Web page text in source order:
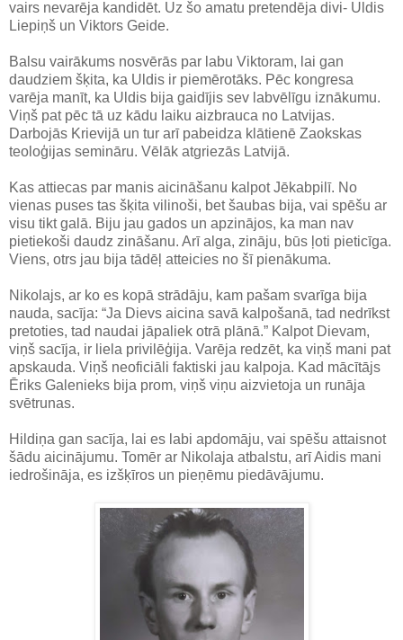
vairs nevarēja kandidēt. Uz šo amatu pretendēja divi- Uldis
Liepiņš un Viktors Geide.
Balsu vairākums nosvērās par labu Viktoram, lai gan
daudziem šķita, ka Uldis ir piemērotāks. Pēc kongresa
varēja manīt, ka Uldis bija gaidījis sev labvēlīgu iznākumu.
Viņš pat pēc tā uz kādu laiku aizbrauca no Latvijas.
Darbojās Krievijā un tur arī pabeidza klātienē Zaokskas
teoloģijas semināru. Vēlāk atgriezās Latvijā.
Kas attiecas par manis aicināšanu kalpot Jēkabpilī. No
vienas puses tas šķita vilinoši, bet šaubas bija, vai spēšu ar
visu tikt galā. Biju jau gados un apzinājos, ka man nav
pietiekoši daudz zināšanu. Arī alga, zināju, būs ļoti pieticīga.
Viens, otrs jau bija tādēļ atteicies no šī pienākuma.
Nikolajs, ar ko es kopā strādāju, kam pašam svarīga bija
nauda, sacīja: “Ja Dievs aicina savā kalpošanā, tad nedrīkst
pretoties, tad naudai jāpaliek otrā plānā.” Kalpot Dievam,
viņš sacīja, ir liela privilēģija. Varēja redzēt, ka viņš mani pat
apskauda. Viņš neoficiāli faktiski jau kalpoja. Kad mācītājs
Ēriks Galenieks bija prom, viņš viņu aizvietoja un runāja
svētrunas.
Hildiņa gan sacīja, lai es labi apdomāju, vai spēšu attaisnot
šādu aicinājumu. Tomēr ar Nikolaja atbalstu, arī Aidis mani
iedrošināja, es izšķīros un pieņēmu piedāvājumu.